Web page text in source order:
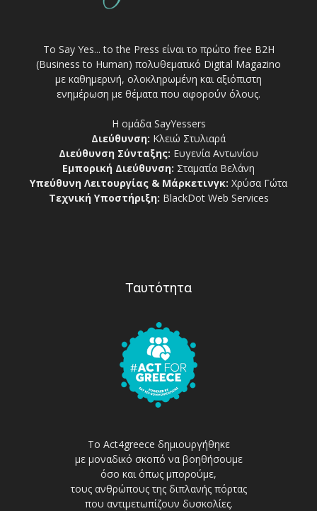
Το Say Yes... to the Press είναι το πρώτο free Β2Η
(Business to Human) πολυθεματικό Digital Magazino
με καθημερινή, ολοκληρωμένη και αξιόπιστη
ενημέρωση με θέματα που αφορούν όλους.
Η ομάδα SayYessers
Διεύθυνση: Κλειώ Στυλιαρά
Διεύθυνση Σύνταξης: Ευγενία Αντωνίου
Εμπορική Διεύθυνση: Σταματία Βελάνη
Υπεύθυνη Λειτουργίας & Μάρκετινγκ: Χρύσα Γώτα
Τεχνική Υποστήριξη: BlackDot Web Services
Ταυτότητα
Το Act4greece δημιουργήθηκε
με μοναδικό σκοπό να βοηθήσουμε
όσο και όπως μπορούμε,
τους ανθρώπους της διπλανής πόρτας
που αντιμετωπίζουν δυσκολίες.